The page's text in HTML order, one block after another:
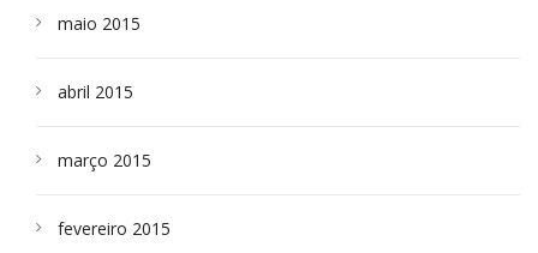
maio 2015
abril 2015
março 2015
fevereiro 2015